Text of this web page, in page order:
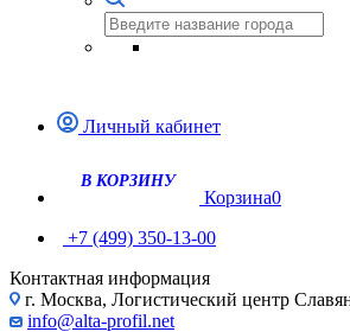
Личный кабинет
Корзина0
+7 (499) 350-13-00
Контактная информация
г. Москва, Логистический центр
info@alta-profil.net